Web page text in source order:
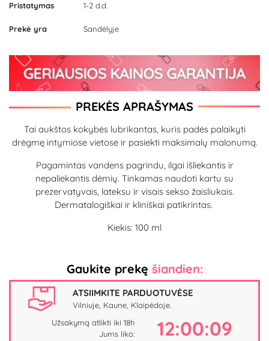
Pristatymas 1-2 d.d.
Prekė yra Sandėlyje
PREKĖS APRAŠYMAS
Tai aukštos kokybės lubrikantas, kuris padės palaikyti
drėgmę intymiose vietose ir pasiekti maksimalų malonumą.
Pagamintas vandens pagrindu, ilgai išliekantis ir
nepaliekantis dėmių. Tinkamas naudoti kartu su
prezervatyvais, lateksu ir visais sekso žaisliukais.
Dermatalogiškai ir kliniškai patikrintas.
Kiekis: 100 ml
Gaukite prekę šiandien:
ATSIIMKITE PARDUOTUVĖSE
Vilniuje, Kaune, Klaipėdoje.
Užsakymą atlikti iki 18h
Jums liko:
12:00:09